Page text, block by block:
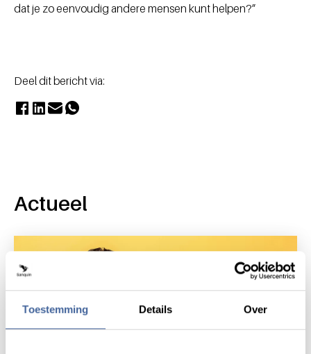
Toestemming Details Over
dat je zo eenvoudig andere mensen kunt helpen?”
Deel dit bericht via:
Actueel